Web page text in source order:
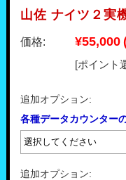
山佐 ナイツ２実
価格: ¥55,000
[ポイント
追加オプション:
各種データカウンター
追加オプション: